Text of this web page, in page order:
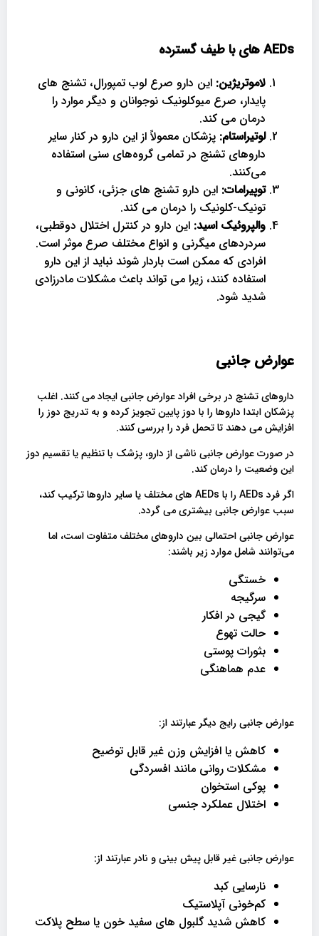
AEDsهای با طیف گسترده
لاموتریژین: این دارو صرع لوب تمپورال، تشنج های
پایدار، صرع میوکلونیک نوجوانان و دیگر موارد را
درمان می کند.
لوتیراستام: پزشکان معمولاً از این دارو در کنار سایر
داروهای تشنج در تمامی گروه‌های سنی استفاده
می‌کنند.
توپیرامات: این دارو تشنج های جزئی، کانونی و
تونیک-کلونیک را درمان می کند.
والپروئیک اسید: این دارو در کنترل اختلال دوقطبی،
سردردهای میگرنی و انواع مختلف صرع موثر است.
افرادی که ممکن است باردار شوند نباید از این دارو
استفاده کنند، زیرا می تواند باعث مشکلات مادرزادی
شدید شود.
عوارض جانبی
داروهای تشنج در برخی افراد عوارض جانبی ایجاد می کنند. اغلب
پزشکان ابتدا داروها را با دوز پایین تجویز کرده و به تدریج دوز را
افزایش می دهند تا تحمل فرد را بررسی کنند.
در صورت عوارض جانبی ناشی از دارو، پزشک با تنظیم یا تقسیم دوز
این وضعیت را درمان کند.
اگر فرد AEDs را با AEDs های مختلف یا سایر داروها ترکیب کند،
سبب عوارض جانبی بیشتری می گردد.
عوارض جانبی احتمالی بین داروهای مختلف متفاوت است، اما
می‌توانند شامل موارد زیر باشند:
خستگی
سرگیجه
گیجی در افکار
حالت تهوع
بثورات پوستی
عدم هماهنگی
عوارض جانبی رایج دیگر عبارتند از:
کاهش یا افزایش وزن غیر قابل توضیح
مشکلات روانی مانند افسردگی
پوکی استخوان
اختلال عملکرد جنسی
عوارض جانبی غیر قابل پیش بینی و نادر عبارتند از:
نارسایی کبد
کم‌خونی آپلاستیک
کاهش شدید گلبول های سفید خون یا سطح پلاکت